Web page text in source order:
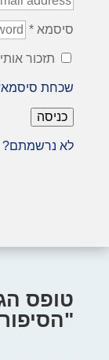
סיסמא *
תזכור אותי
שכחת
כניסה
לא נרשמתם?
טופס